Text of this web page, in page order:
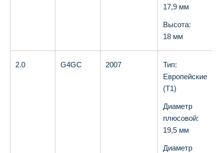
17,9 мм
Высота:
18 мм
2.0 G4GC 2007
Тип:
Европейские
(T1)
Диаметр
плюсовой:
19,5 мм
Диаметр